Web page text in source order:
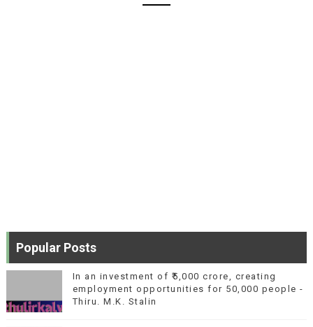
Popular Posts
In an investment of ₹5,000 crore, creating
employment opportunities for 50,000 people -
Thiru. M.K. Stalin